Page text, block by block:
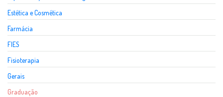
Estética e Cosmética
Farmácia
FIES
Fisioterapia
Gerais
Graduação